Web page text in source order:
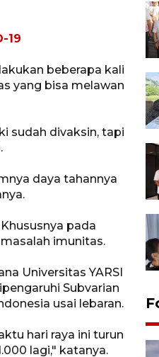
19
beberapa kali
yang bisa melawan
sudah divaksin, tapi
daya tahannya
pada
imunitas.
Universitas YARSI
Subvarian
usai lebaran.
hari raya ini turun
lagi," katanya.